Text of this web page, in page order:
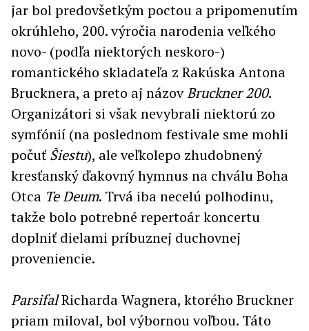
jar bol predovšetkým poctou a pripomenutím
okrúhleho, 200. výročia narodenia veľkého
novo- (podľa niektorých neskoro-)
romantického skladateľa z Rakúska Antona
Brucknera, a preto aj názovBruckner 200.
Organizátori si však nevybrali niektorú zo
symfónií (na poslednom festivale sme mohli
počuťŠiestu), ale veľkolepo zhudobnený
kresťanský ďakovný hymnus na chválu Boha
Otca Te Deum. Trvá iba necelú polhodinu,
takže bolo potrebné repertoár koncertu
doplniť dielami príbuznej duchovnej
proveniencie.
ParsifalRicharda Wagnera, ktorého Bruckner
priam miloval, bol výbornou voľbou. Táto